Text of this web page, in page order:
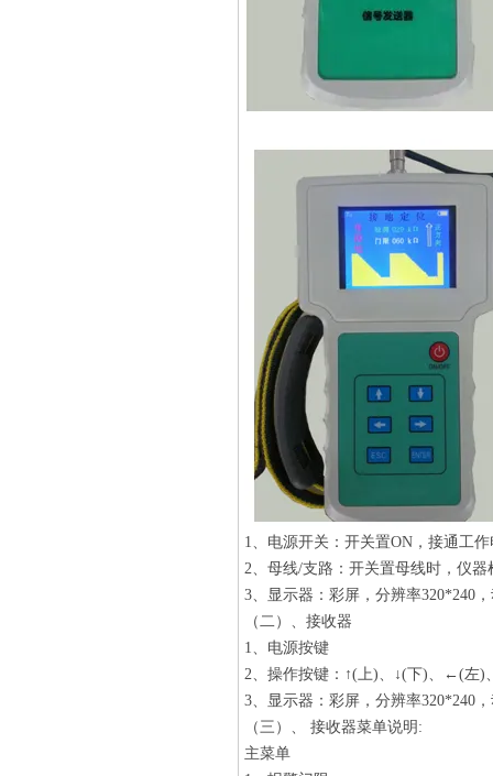
1、电源开关：开关置ON，接通工
2、母线/支路：开关置母线时，仪
3、显示器：彩屏，分辨率320*240
（二）、接收器
1、电源按键
2、操作按键：↑(上)、↓(下)、←(左)
3、显示器：彩屏，分辨率320*240
（三）、 接收器菜单说明:
主菜单